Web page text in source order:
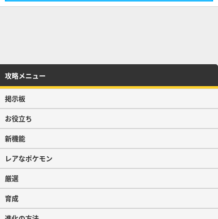
攻略メニュー
掲示板
お役立ち
新機能
レアなポケモン
厳選
育成